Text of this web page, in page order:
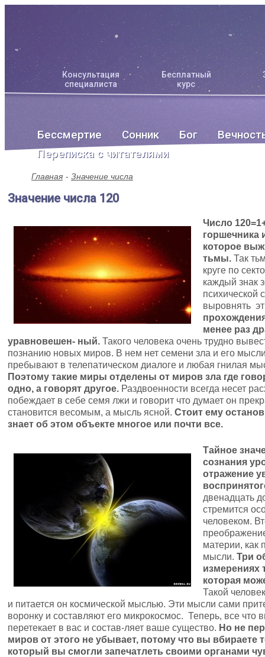
Консультация
специалиста
Бесплатный
курс
Бессмертие Сонник Бог
Переписка с читателями
Главная Значение числа
Значение числа 120
Число
горшечника
которое
тьмы. Так
круге по
каждый знак
психической
выровнять
менее раз
уравновешен- ный. Такого человека очень трудно
познанию новых миров. В нем нет семени зла и его
пребывают в телепатическом диалоге и любая гнилая
Поэтому такие миры отделены от миров зла где
одно, а говорят другое. Раздвоенности всегда несет
побеждает в себе семя лжи и говорит что думает он
становится весомым, а мысль ясной. Стоит ему
знает об этом объекте многое или почти все.
Тайное
сознания
отражение
двенадцать
стремится
человеком.
материи, как
мысли. Три
измерениях
которая
Такой
и питается он космической мыслью. Эти мысли сами
воронку и составляют его микрокосмос. Теперь, все что
перетекает в вас и состав-ляет ваше существо. Но не
миров от этого не убывает, потому что вы вбираете
который вы смогли запечатлеть своими органами